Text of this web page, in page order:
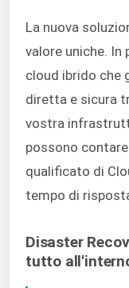
La nuova
valore uniche. In
cloud ibrido che
diretta e sicura
vostra
possono
qualificato di
tempo di
Disaster
tutto